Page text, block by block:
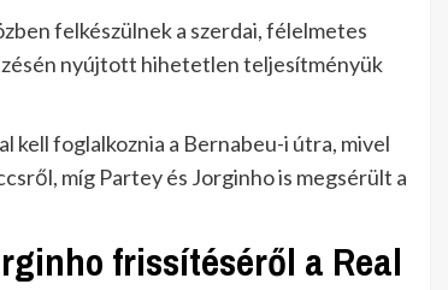
felkészülnek a szerdai, félelmetes
nyújtott hihetetlen teljesítményük
kell foglalkoznia a Bernabeu-i útra, mivel
míg Partey és Jorginho is megsérült a
frissítéséről a Real